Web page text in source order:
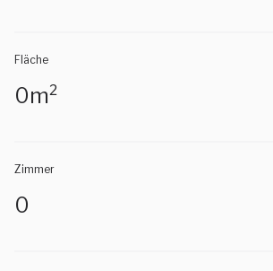
Fläche
0m²
Zimmer
0